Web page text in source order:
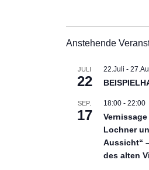
Anstehende
JULI
22
22.Juli -
SEP.
17
18:00- 22:00
Lochner
Aussicht“
des alten